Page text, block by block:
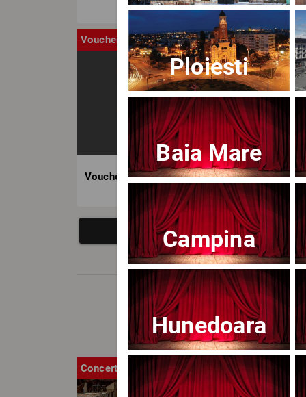
Voucher
Voucher BILET.ro
Concert
Ploiesti
Baia Mare
Campina
Hunedoara